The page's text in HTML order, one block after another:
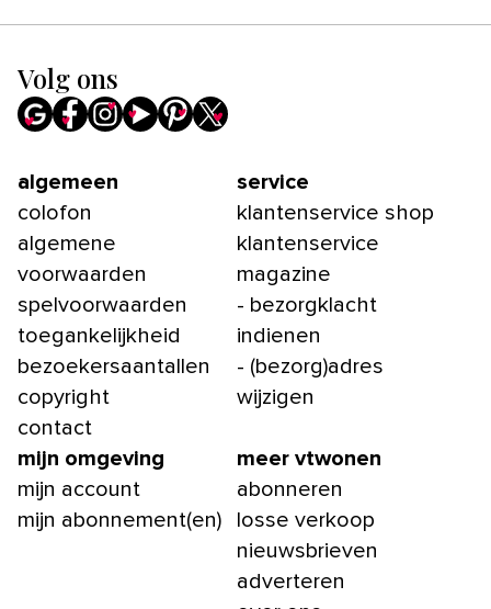
Volg ons
algemeen
colofon
algemene
voorwaarden
spelvoorwaarden
toegankelijkheid
bezoekersaantallen
copyright
contact
service
klantenservice shop
klantenservice
magazine
- bezorgklacht
indienen
- (bezorg)adres
wijzigen
mijn omgeving
mijn account
mijn abonnement(en)
meer vtwonen
abonneren
losse verkoop
nieuwsbrieven
adverteren